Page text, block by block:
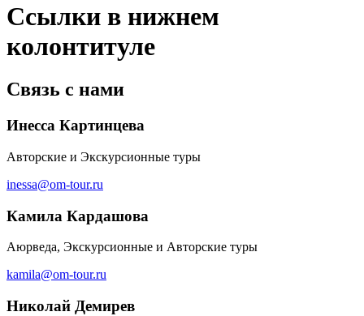
Ссылки в нижнем
колонтитуле
Связь с нами
Инесса Картинцева
Авторские и Экскурсионные туры
inessa@om-tour.ru
Камила Кардашова
Аюрведа, Экскурсионные и Авторские туры
kamila@om-tour.ru
Николай Демирев